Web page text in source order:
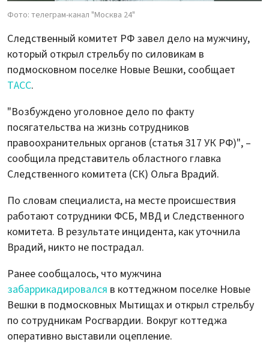
Фото: телеграм-канал "Москва 24"
Следственный комитет РФ завел дело на мужчину,
который открыл стрельбу по силовикам в
подмосковном поселке Новые Вешки, сообщает
ТАСС.
"Возбуждено уголовное дело по факту
посягательства на жизнь сотрудников
правоохранительных органов (статья 317 УК РФ)", –
сообщила представитель областного главка
Следственного комитета (СК) Ольга Врадий.
По словам специалиста, на месте происшествия
работают сотрудники ФСБ, МВД и Следственного
комитета. В результате инцидента, как уточнила
Врадий, никто не пострадал.
Ранее сообщалось, что мужчина
забаррикадировался в коттеджном поселке Новые
Вешки в подмосковных Мытищах и открыл стрельбу
по сотрудникам Росгвардии. Вокруг коттеджа
оперативно выставили оцепление.